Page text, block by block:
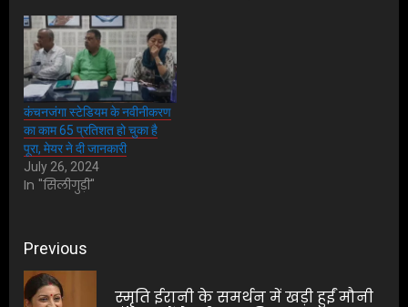
कंचनजंगा स्टेडियम के नवीनीकरण
का काम 65 प्रतिशत हो चुका है
पूरा, मेयर ने दी जानकारी
July 26, 2024
In "सिलीगुड़ी"
Post
navigation
Previous
स्मृति ईरानी के समर्थन में खड़ी हुईं मौनी